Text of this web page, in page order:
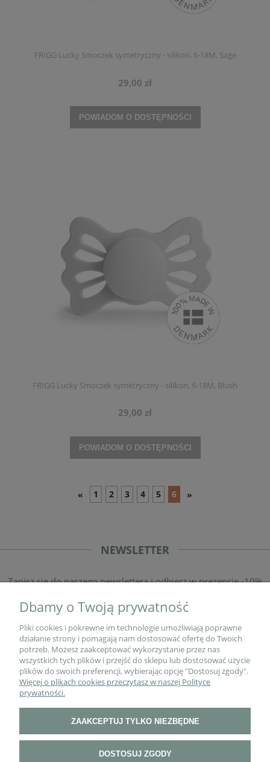
FRIGG Lucky Smoczek symetryczny - silikon, 6-18M, Sage
29,00 zł
POWIADOM O DOSTĘPNOŚCI
FRIGG Lucky Smoczek symetryczny - silikon, 6-18M, Blush
29,00 zł
POWIADOM O DOSTĘPNOŚCI
« 1 2 3 4 5 6 »
NEWSLETTER
Zapisz się do naszego newslettera i odbierz w prezencie -10%
PŁATNOŚCI I DOSTAWA
Dbamy o Twoją prywatność
Pliki cookies i pokrewne im technologie umożliwiają poprawne
działanie strony i pomagają nam dostosować ofertę do Twoich
potrzeb. Możesz zaakceptować wykorzystanie przez nas
wszystkich tych plików i przejść do sklepu lub dostosować użycie
plików do swoich preferencji, wybierając opcję "Dostosuj zgody".
Więcej o plikach cookies przeczytasz w naszej Polityce
prywatności.
ZAAKCEPTUJ TYLKO NIEZBĘDNE
DOSTOSUJ ZGODY